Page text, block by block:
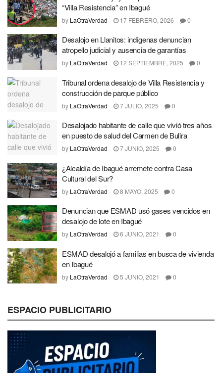
“Villa Resistencia” en Ibagué
by LaOtraVerdad 17 FEBRERO, 2026 0
Desalojo en Llanitos: indígenas denuncian
atropello judicial y ausencia de garantías
by LaOtraVerdad 12 SEPTIEMBRE, 2025 0
Tribunal ordena desalojo de Villa Resistencia y
construcción de parque público
by LaOtraVerdad 7 JULIO, 2025 0
Desalojado habitante de calle que vivió tres años
en puesto de salud del Carmen de Bulira
by LaOtraVerdad 7 JUNIO, 2025 0
¿Alcaldía de Ibagué arremete contra Casa
Cultural del Sur?
by LaOtraVerdad 8 MAYO, 2025 0
Denuncian que ESMAD usó gases vencidos en
desalojo de lote en Ibagué
by LaOtraVerdad 6 JUNIO, 2021 0
ESMAD desalojó a familias en busca de vivienda
en Ibagué
by LaOtraVerdad 5 JUNIO, 2021 0
ESPACIO PUBLICITARIO